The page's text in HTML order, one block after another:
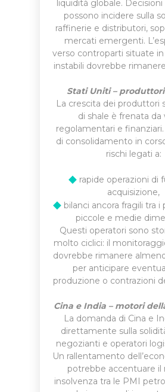
liquidità globale.
possono incidere sulla
raffinerie e distributori,
mercati emergenti.
verso controparti situate
instabili dovrebbe
Stati Uniti –
La crescita dei produttori
di shale è frenata da
regolamentari e
di consolidamento in
rischi legati a:
◆rapide operazioni di
acquisizione,
◆ bilanci ancora fragili tra
piccole e medie
Questi operatori sono
molto ciclici: il
dovrebbe rimanere
per anticipare
produzione o contrazioni
Cina e India – motori
La domanda di Cina e
direttamente sulla
negozianti e operatori
Un rallentamento
potrebbe accentuare il
insolvenza tra le PMI